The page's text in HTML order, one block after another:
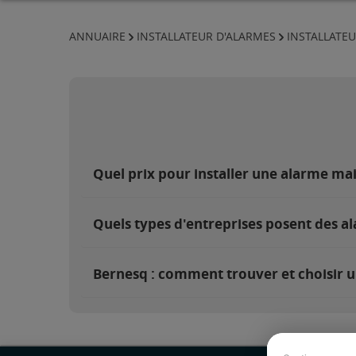
ANNUAIRE INSTALLATEUR D'ALARMES
Quel prix pour installer une alarme
Quels types d'entreprises posent des
Bernesq : comment trouver et choisir